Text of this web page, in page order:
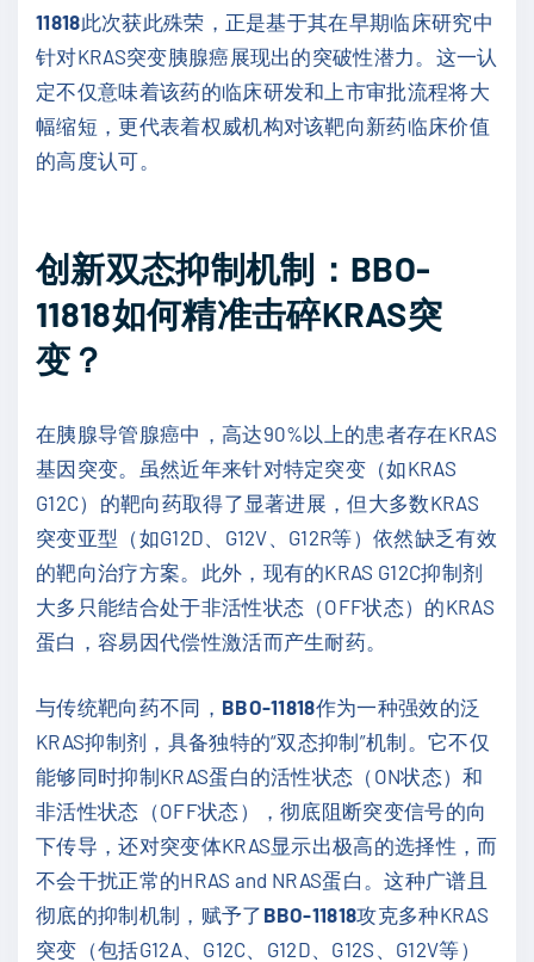
11818此次获此殊荣，正是基于其在早期临床研究中
针对KRAS突变胰腺癌展现出的突破性潜力。这一认
定不仅意味着该药的临床研发和上市审批流程将大
幅缩短，更代表着权威机构对该靶向新药临床价值
的高度认可。
创新双态抑制机制：BBO-
11818如何精准击碎KRAS突
变？
在胰腺导管腺癌中，高达90%以上的患者存在KRAS
基因突变。虽然近年来针对特定突变（如KRAS
G12C）的靶向药取得了显著进展，但大多数KRAS
突变亚型（如G12D、G12V、G12R等）依然缺乏有效
的靶向治疗方案。此外，现有的KRAS G12C抑制剂
大多只能结合处于非活性状态（OFF状态）的KRAS
蛋白，容易因代偿性激活而产生耐药。
与传统靶向药不同， BBO-11818作为一种强效的泛
KRAS抑制剂，具备独特的“双态抑制”机制。它不仅
能够同时抑制KRAS蛋白的活性状态（ON状态）和
非活性状态（OFF状态），彻底阻断突变信号的向
下传导，还对突变体KRAS显示出极高的选择性，而
不会干扰正常的HRAS and NRAS蛋白。这种广谱且
彻底的抑制机制，赋予了 BBO-11818攻克多种KRAS
突变（包括G12A、G12C、G12D、G12S、G12V等）